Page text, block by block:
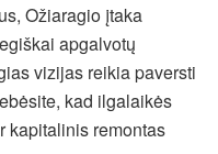
Ožiaragio įtaka
apgalvotų
vizijas reikia paversti
kad ilgalaikės
kapitalinis remontas